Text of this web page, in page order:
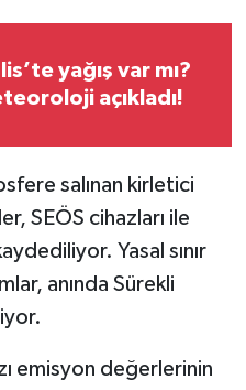
yağış var mı?
açıkladı!
salınan kirletici
SEÖS cihazları ile
Yasal sınır
anında Sürekli
emisyon değerlerinin